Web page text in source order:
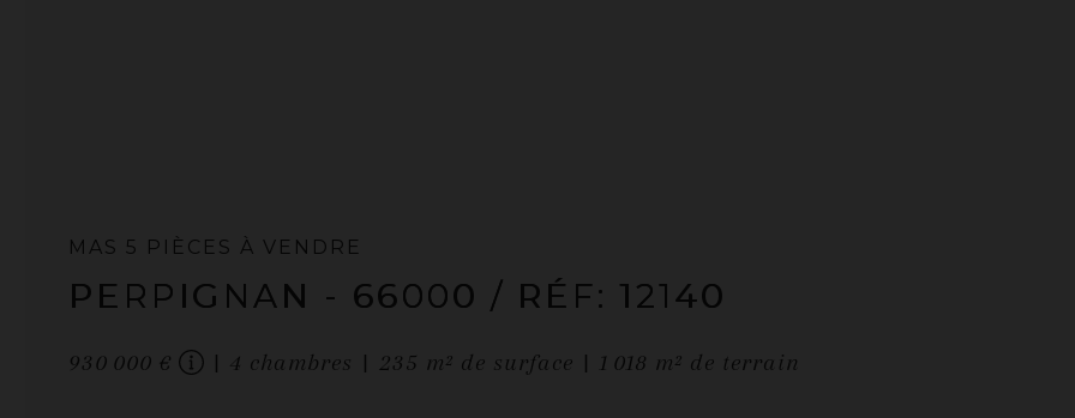
MAS 5 PIÈCES À VENDRE
PERPIGNAN - 66000 / RÉF: 12140
930 000 € 4 chambres 235 m² de surface 1 018 m² de terrain